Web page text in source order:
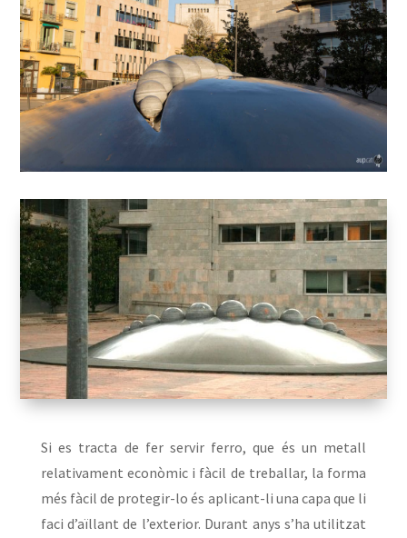
Si es tracta de fer servir ferro, que és un metall
relativament econòmic i fàcil de treballar, la forma
més fàcil de protegir-lo és aplicant-li una capa que li
faci d’aïllant de l’exterior. Durant anys s’ha utilitzat